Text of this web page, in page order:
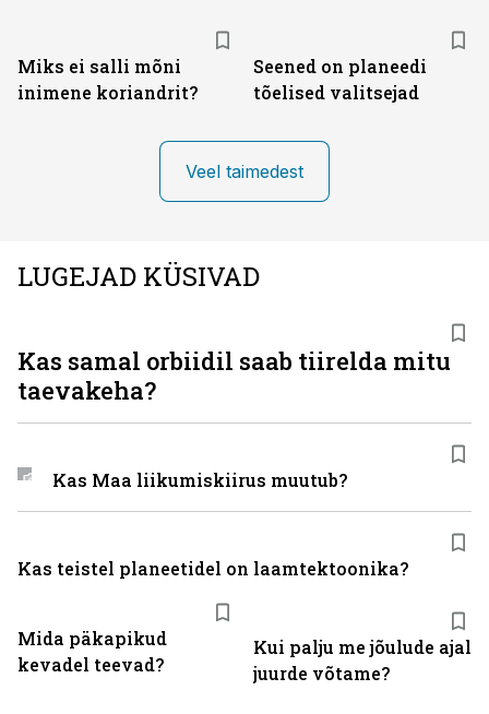
Miks ei salli mõni
inimene koriandrit?
Seened on planeedi
tõelised valitsejad
Veel taimedest
LUGEJAD KÜSIVAD
Mida päkapikud
kevadel teevad?
Kui palju me jõulude ajal
juurde võtame?
Kas samal orbiidil saab tiirelda mitu
taevakeha?
Kas Maa liikumiskiirus muutub?
Kas teistel planeetidel on laamtektoonika?